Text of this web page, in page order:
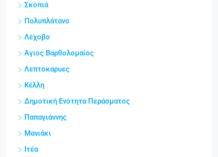
Σκοπιά
Πολυπλάτανο
Λέχοβο
Άγιος Βαρθολομαίος
Λεπτοκαρυες
Κέλλη
Δημοτική Ενότητα Περάσματος
Παπαγιάννης
Μανιάκι
Ιτέα